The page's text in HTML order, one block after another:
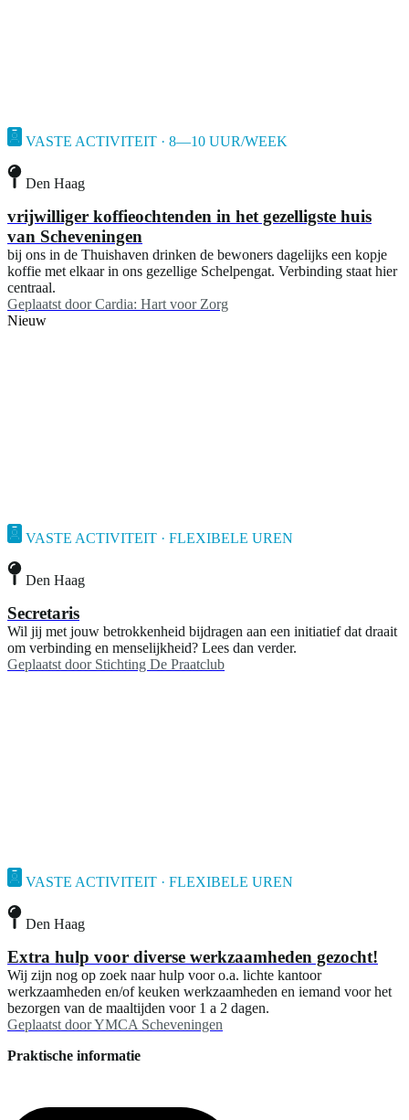
VASTE ACTIVITEIT · 8—10 UUR/WEEK
Den Haag
vrijwilliger koffieochtenden in het gezelligste huis
van Scheveningen
bij ons in de Thuishaven drinken de bewoners dagelijks een kopje
koffie met elkaar in ons gezellige Schelpengat. Verbinding staat hier
centraal.
Geplaatst door Cardia: Hart voor Zorg
Nieuw
VASTE ACTIVITEIT · FLEXIBELE UREN
Den Haag
Secretaris
Wil jij met jouw betrokkenheid bijdragen aan een initiatief dat draait
om verbinding en menselijkheid? Lees dan verder.
Geplaatst door Stichting De Praatclub
VASTE ACTIVITEIT · FLEXIBELE UREN
Den Haag
Extra hulp voor diverse werkzaamheden gezocht!
Wij zijn nog op zoek naar hulp voor o.a. lichte kantoor
werkzaamheden en/of keuken werkzaamheden en iemand voor het
bezorgen van de maaltijden voor 1 a 2 dagen.
Geplaatst doorYMCA Scheveningen
Praktische informatie